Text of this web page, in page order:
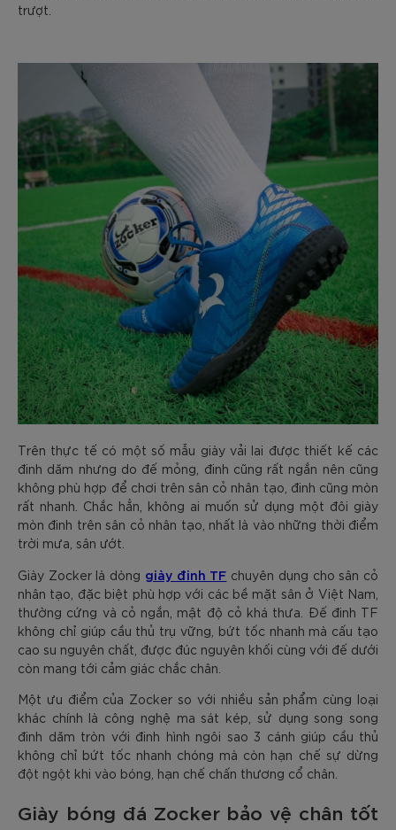
trượt.
Trên thực tế có một số mẫu giày vải lai được thiết kế các
đinh dăm nhưng do đế mỏng, đinh cũng rất ngắn nên cũng
không phù hợp để chơi trên sân cỏ nhân tạo, đinh cũng mòn
rất nhanh. Chắc hẳn, không ai muốn sử dụng một đôi giày
mòn đinh trên sân cỏ nhân tạo, nhất là vào những thời điểm
trời mưa, sân ướt.
Giày Zocker là dòng giày đinh TF chuyên dụng cho sân cỏ
nhân tạo, đặc biệt phù hợp với các bề mặt sân ở Việt Nam,
thường cứng và cỏ ngắn, mật độ cỏ khá thưa. Đế đinh TF
không chỉ giúp cầu thủ trụ vững, bứt tốc nhanh mà cấu tạo
cao su nguyên chất, được đúc nguyên khối cùng với đế dưới
còn mang tới cảm giác chắc chân.
Một ưu điểm của Zocker so với nhiều sản phẩm cùng loại
khác chính là công nghệ ma sát kép, sử dụng song song
đinh dăm tròn với đinh hình ngôi sao 3 cánh giúp cầu thủ
không chỉ bứt tốc nhanh chóng mà còn hạn chế sự dừng
đột ngột khi vào bóng, hạn chế chấn thương cổ chân.
Giày bóng đá Zocker bảo vệ chân tốt